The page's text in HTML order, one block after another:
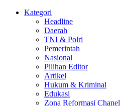
Kategori
Headline
Daerah
TNI & Polri
Pemerintah
Nasional
Pilihan Editor
Artikel
Hukum & Kriminal
Edukasi
Zona Reformasi Chanel